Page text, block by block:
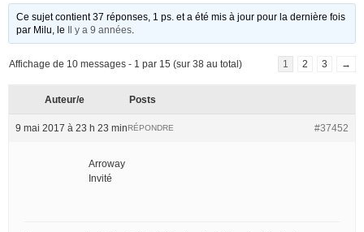
Ce sujet contient 37 réponses, 1 ps. et a été mis à jour pour la dernière fois
par Milu , le Il y a 9 années
Affichage de 10 messages - 1 par 15 (sur 38 au total) 1 2 3 →
Auteur/e Posts
9 mai 2017 à 23 h 23 min #37452
RÉPONDRE
Arroway
Invité